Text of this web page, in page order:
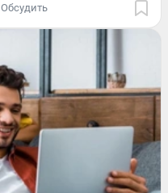
Обсудить